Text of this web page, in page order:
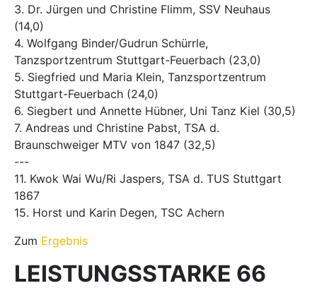
3. Dr. Jürgen und Christine Flimm, SSV Neuhaus
(14,0)
4. Wolfgang Binder/Gudrun Schürrle,
Tanzsportzentrum Stuttgart-Feuerbach (23,0)
5. Siegfried und Maria Klein, Tanzsportzentrum
Stuttgart-Feuerbach (24,0)
6. Siegbert und Annette Hübner, Uni Tanz Kiel (30,5)
7. Andreas und Christine Pabst, TSA d.
Braunschweiger MTV von 1847 (32,5)
---
11. Kwok Wai Wu/Ri Jaspers, TSA d. TUS Stuttgart
1867
15. Horst und Karin Degen, TSC Achern
Zum Ergebnis
LEISTUNGSSTARKE 66